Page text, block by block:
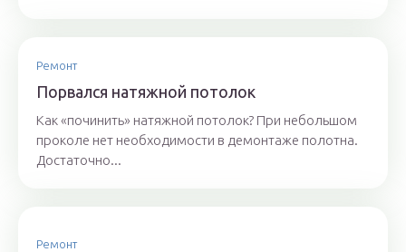
Ремонт
Порвался натяжной потолок
Как «починить» натяжной потолок? При небольшом
проколе нет необходимости в демонтаже полотна.
Достаточно...
Ремонт